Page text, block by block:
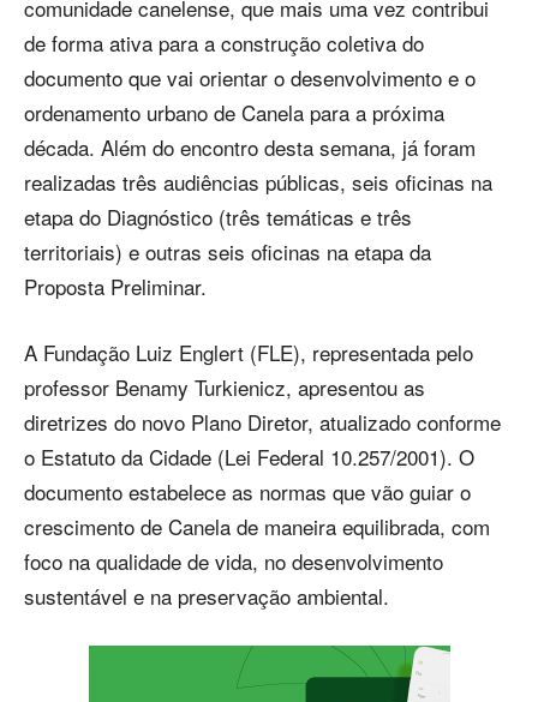
comunidade canelense, que mais uma vez contribui
de forma ativa para a construção coletiva do
documento que vai orientar o desenvolvimento e o
ordenamento urbano de Canela para a próxima
década. Além do encontro desta semana, já foram
realizadas três audiências públicas, seis oficinas na
etapa do Diagnóstico (três temáticas e três
territoriais) e outras seis oficinas na etapa da
Proposta Preliminar.
A Fundação Luiz Englert (FLE), representada pelo
professor Benamy Turkienicz, apresentou as
diretrizes do novo Plano Diretor, atualizado conforme
o Estatuto da Cidade (Lei Federal 10.257/2001). O
documento estabelece as normas que vão guiar o
crescimento de Canela de maneira equilibrada, com
foco na qualidade de vida, no desenvolvimento
sustentável e na preservação ambiental.